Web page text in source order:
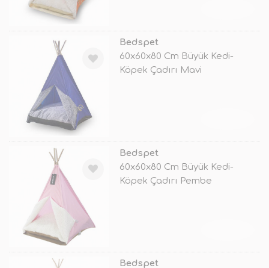
Bedspet
60x60x80 Cm Büyük Kedi-
Köpek Çadırı Mavi
Bedspet
60x60x80 Cm Büyük Kedi-
Köpek Çadırı Pembe
Bedspet